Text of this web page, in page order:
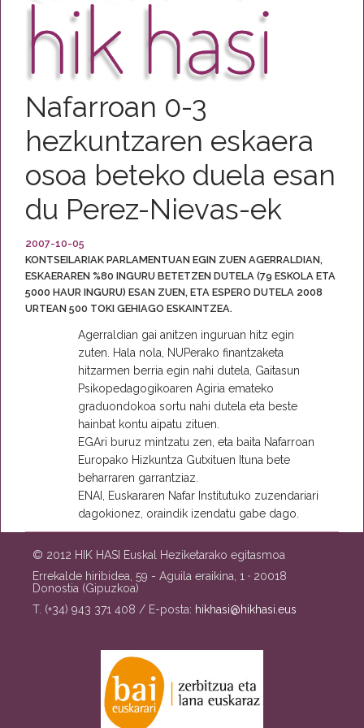
Nafarroan 0-3
hezkuntzaren eskaera
osoa beteko duela esan
du Perez-Nievas-ek
2007-10-05
KONTSEILARIAK PARLAMENTUAN EGIN ZUEN AGERRALDIAN,
ESKAERAREN %80 INGURU BETETZEN DUTELA (79 ESKOLA ETA
5000 HAUR INGURU) ESAN ZUEN, ETA ESPERO DUTELA 2008
URTEAN 500 TOKI GEHIAGO ESKAINTZEA.
Agerraldian gai anitzen inguruan hitz egin
zuten. Hala nola, NUPerako finantzaketa
hitzarmen berria egin nahi dutela, Gaitasun
Psikopedagogikoaren Agiria emateko
graduondokoa sortu nahi dutela eta beste
hainbat kontu aipatu zituen.
EGAri buruz mintzatu zen, eta baita Nafarroan
Europako Hizkuntza Gutxituen Ituna bete
beharraren garrantziaz.
ENAI, Euskararen Nafar Institutuko zuzendariari
dagokionez, oraindik izendatu gabe dago.
© 2012 HIK HASI Euskal Heziketarako egitasmoa
Errekalde hiribidea, 59 - Aguila eraikina, 1 · 20018
Donostia (Gipuzkoa)
T. (+34) 943 371 408 / E-posta: hikhasi@hikhasi.eus